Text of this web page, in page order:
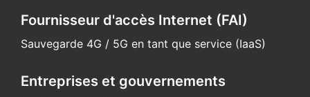
Fournisseur d'accès Internet (FAI)
Sauvegarde 4G / 5G en tant que service (IaaS)
Entreprises et gouvernements